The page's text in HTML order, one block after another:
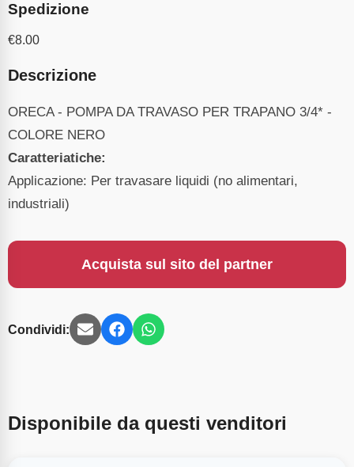
Spedizione
€8.00
Descrizione
ORECA - POMPA DA TRAVASO PER TRAPANO 3/4* -
COLORE NERO
Caratteriatiche:
Applicazione: Per travasare liquidi (no alimentari,
industriali)
Acquista sul sito del partner
Condividi:
Disponibile da questi venditori